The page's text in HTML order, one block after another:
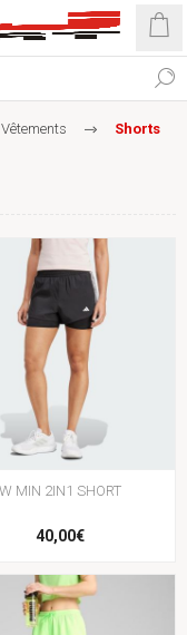
Vêtements Shorts
W MIN 2IN1 SHORT
40,00€